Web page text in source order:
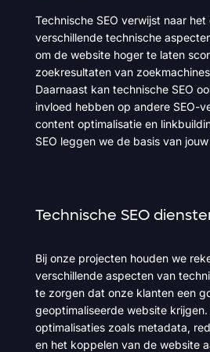
Technische SEO verwijst naar
verschillende technische
om de website hoger te laten
zoekresultaten van
Daarnaast kan technische SEO
invloed hebben op andere SEO-
content optimalisatie en
SEO leggen we de basis van
Technische SEO
Bij onze projecten houden we
verschillende aspecten van
te zorgen dat onze klanten een
geoptimaliseerde website
optimalisaties zoals metadata,
en het koppelen van de website